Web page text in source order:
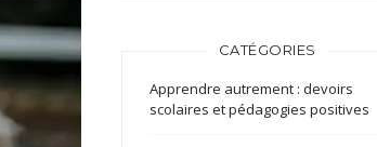
CATÉGORIES
Apprendre autrement : devoirs
scolaires et pédagogies positives